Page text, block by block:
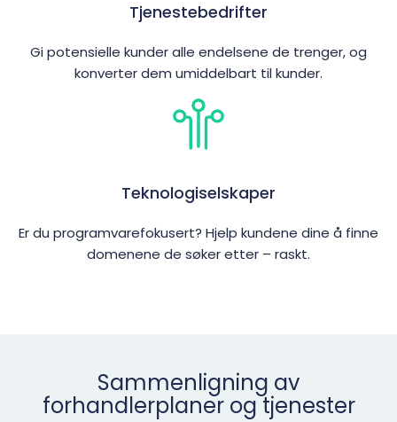
Tjenestebedrifter
Gi potensielle kunder alle endelsene de trenger, og
konverter dem umiddelbart til kunder.
Teknologiselskaper
Er du programvarefokusert? Hjelp kundene dine å finne
domenene de søker etter – raskt.
Sammenligning av
forhandlerplaner og tjenester